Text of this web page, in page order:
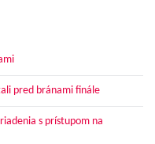
pred bránami finále
s prístupom na